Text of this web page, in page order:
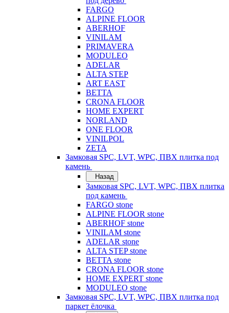
FARGO
ALPINE FLOOR
ABERHOF
VINILAM
PRIMAVERA
MODULEO
ADELAR
ALTA STEP
ART EAST
BETTA
CRONA FLOOR
HOME EXPERT
NORLAND
ONE FLOOR
VINILPOL
ZETA
Замковая SPC, LVT, WPC, ПВХ плитка под
камень
Назад
Замковая SPC, LVT, WPC, ПВХ плитка
под камень
FARGO stone
ALPINE FLOOR stone
ABERHOF stone
VINILAM stone
ADELAR stone
ALTA STEP stone
BETTA stone
CRONA FLOOR stone
HOME EXPERT stone
MODULEO stone
Замковая SPC, LVT, WPC, ПВХ плитка под
паркет ёлочка